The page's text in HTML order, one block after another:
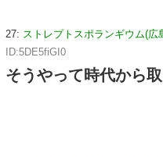
27: ストレプトスポランギウム(広
ID:5DE5fiGI0
そうやって時代から